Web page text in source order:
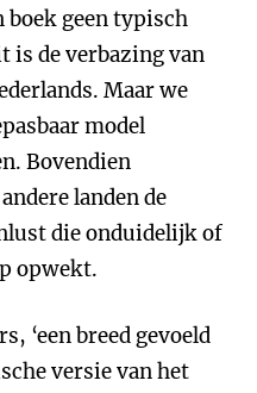
geen typisch
is de verbazing van
Maar we
model
Bovendien
landen de
die onduidelijk of
opwekt.
‘een breed gevoeld
versie van het